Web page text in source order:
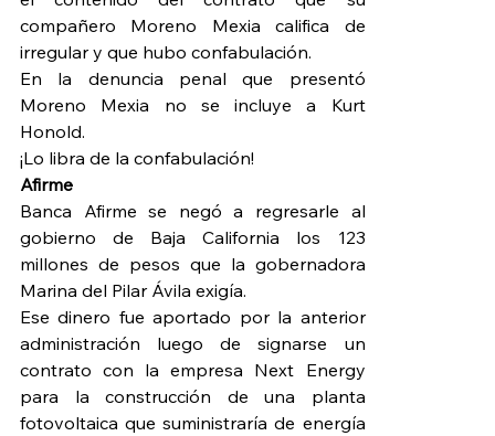
compañero Moreno Mexia califica de
irregular y que hubo confabulación.
En la denuncia penal que presentó
Moreno Mexia no se incluye a Kurt
Honold.
¡Lo libra de la confabulación!
Afirme
Banca Afirme se negó a regresarle al
gobierno de Baja California los 123
millones de pesos que la gobernadora
Marina del Pilar Ávila exigía.
Ese dinero fue aportado por la anterior
administración luego de signarse un
contrato con la empresa Next Energy
para la construcción de una planta
fotovoltaica que suministraría de energía